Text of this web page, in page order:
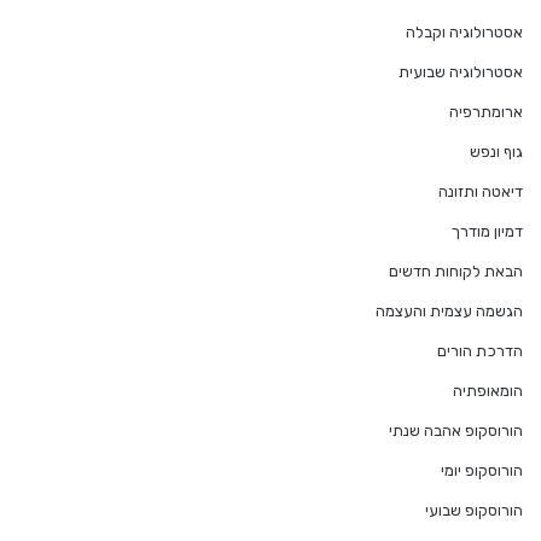
אסטרולוגיה וקבלה
אסטרולוגיה שבועית
ארומתרפיה
גוף ונפש
דיאטה ותזונה
דמיון מודרך
הבאת לקוחות חדשים
הגשמה עצמית והעצמה
הדרכת הורים
הומאופתיה
הורוסקופ אהבה שנתי
הורוסקופ יומי
הורוסקופ שבועי